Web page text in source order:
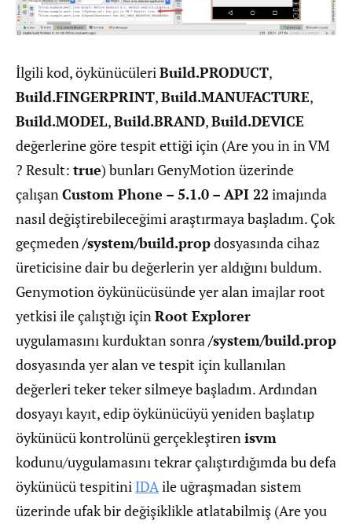
İlgili kod, öykünücüleriBuild.PRODUCT,
Build.FINGERPRINT,Build.MANUFACTURE,
Build.MODEL,Build.BRAND,Build.DEVICE
değerlerine göre tespit ettiği için (Are you in in VM
? Result: true) bunları GenyMotion üzerinde
çalışanCustom Phone – 5.1.0 – API 22 imajında
nasıl değiştirebileceğimi araştırmaya başladım. Çok
geçmeden/system/build.propdosyasında cihaz
üreticisine dair bu değerlerin yer aldığını buldum.
Genymotion öykünücüsünde yer alan imajlar root
yetkisi ile çalıştığı içinRoot Explorer
uygulamasını kurduktan sonra/system/build.prop
dosyasında yer alan ve tespit için kullanılan
değerleri teker teker silmeye başladım. Ardından
dosyayı kayıt, edip öykünücüyü yeniden başlatıp
öykünücü kontrolünü gerçekleştirenisvm
kodunu/uygulamasını tekrar çalıştırdığımda bu defa
öykünücü tespitini IDAile uğraşmadan sistem
üzerinde ufak bir değişiklikle atlatabilmiş (Are you